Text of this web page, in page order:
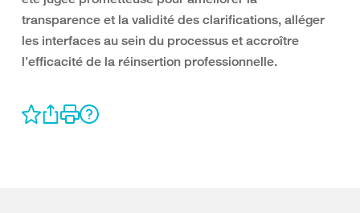
transparence et la validité des clarifications, alléger
les interfaces au sein du processus et accroître
l’efficacité de la réinsertion professionnelle.